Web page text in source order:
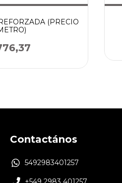
(PRECIO
Contactános
5492983401257